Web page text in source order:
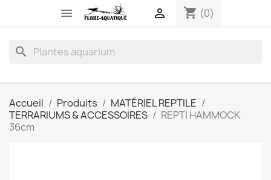
 shopping_cart (0)

search
Accueil Produits
MATÉRIEL REPTILE
TERRARIUMS & ACCESSOIRES
REPTI HAMMOCK
36cm